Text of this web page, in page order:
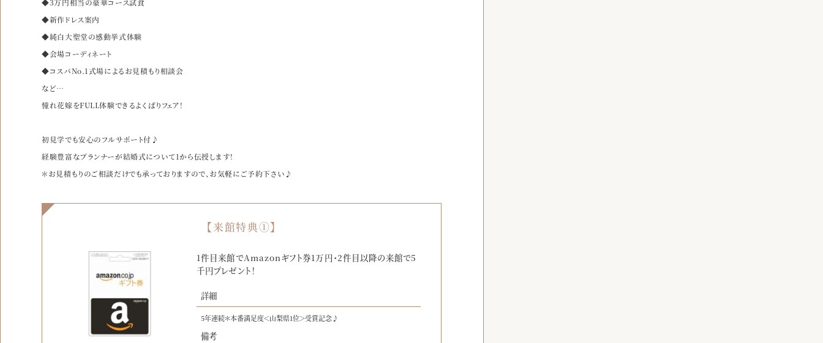
◆3万円相当の豪華コース試食
◆新作ドレス案内
◆純白大聖堂の感動挙式体験
◆会場コーディネート
◆コスパNo.1式場によるお見積もり相談会
など…
憧れ花嫁をFULL体験できるよくばりフェア！
初見学でも安心のフルサポート付♪
経験豊富なプランナーが結婚式について1から伝授します！
＊お見積もりのご相談だけでも承っておりますので、お気軽にご予約下さい♪
【来館特典①】
1件目来館でAmazonギフト券1万円・2件目以降の来館で5
千円プレゼント！
詳細
5年連続＊本番満足度＜山梨県1位＞受賞記念♪
備考